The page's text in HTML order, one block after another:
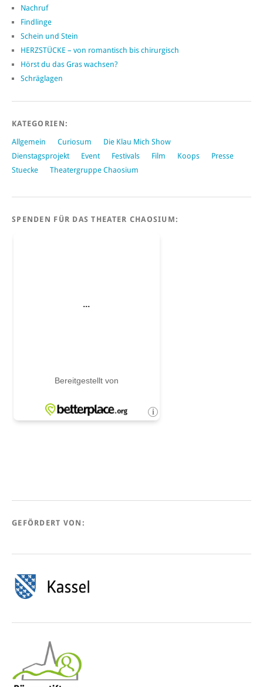
Nachruf
Findlinge
Schein und Stein
HERZSTÜCKE – von romantisch bis chirurgisch
Hörst du das Gras wachsen?
Schräglagen
KATEGORIEN:
Allgemein Curiosum
Die Klau Mich Show
Dienstagsprojekt
Event Festivals Film Koops
Presse
Stuecke
Theatergruppe Chaosium
SPENDEN FÜR DAS THEATER CHAOSIUM:
GEFÖRDERT VON: